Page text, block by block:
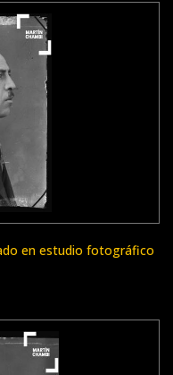
en estudio fotográfico